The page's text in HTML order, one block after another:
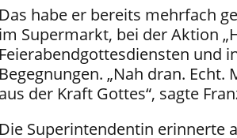
Das habe er bereits mehrfach
im Supermarkt, bei der Aktion
Feierabendgottesdiensten und
Begegnungen. „Nah dran.
aus der Kraft Gottes“, sagte
Die Superintendentin erinnerte